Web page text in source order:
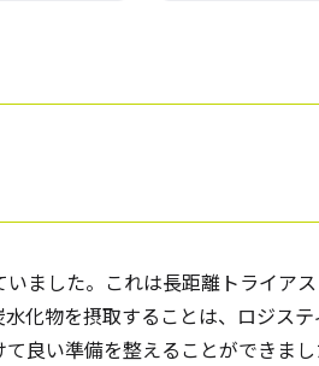
ました。これは長距離トライア
化物を摂取することは、ロジス
良い準備を整えることができま